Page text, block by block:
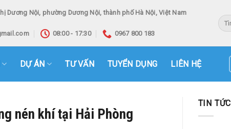
Dương Nội, phường Dương Nội, thành phố Hà Nội, Việt Nam
08:00 - 17:30 0967 800 183
Tìm
kiếm:
DỰ ÁN TƯ VẤN TUYỂN DỤNG LIÊN HỆ
nén khí tại Hải Phòng
TIN TỨC